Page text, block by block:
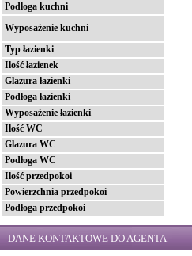
Podłoga kuchni
Wyposażenie kuchni
Typ łazienki
Ilość łazienek
Glazura łazienki
Podłoga łazienki
Wyposażenie łazienki
Ilość WC
Glazura WC
Podłoga WC
Ilość przedpokoi
Powierzchnia przedpokoi
Podłoga przedpokoi
DANE KONTAKTOWE DO AGENTA